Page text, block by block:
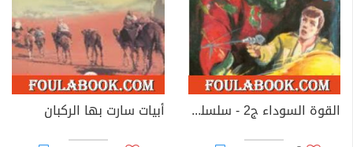
القوة السوداء ج2 - سلسلة ملف المستقبل
أبيات سارت بها الركبان